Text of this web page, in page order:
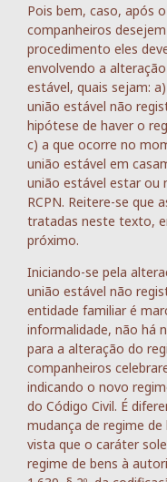
Pois bem, caso, após
companheiros
procedimento eles
envolvendo a
estável, quais sejam:
união estável não
hipótese de haver o
c) a que ocorre no
união estável em
união estável estar ou
RCPN. Reitere-se que
tratadas neste texto,
próximo.
Iniciando-se pela
união estável não
entidade familiar é
informalidade, não há
para a alteração do
companheiros
indicando o novo
do Código Civil. É
mudança de regime
vista que o caráter
regime de bens à